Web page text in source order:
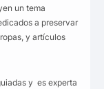
un tema
a preservar
y artículos
y es experta